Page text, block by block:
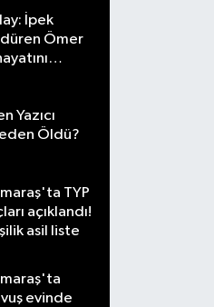
İpek
Ömer
Yazıcı
Öldü?
TYP
açıklandı!
asil liste
evinde